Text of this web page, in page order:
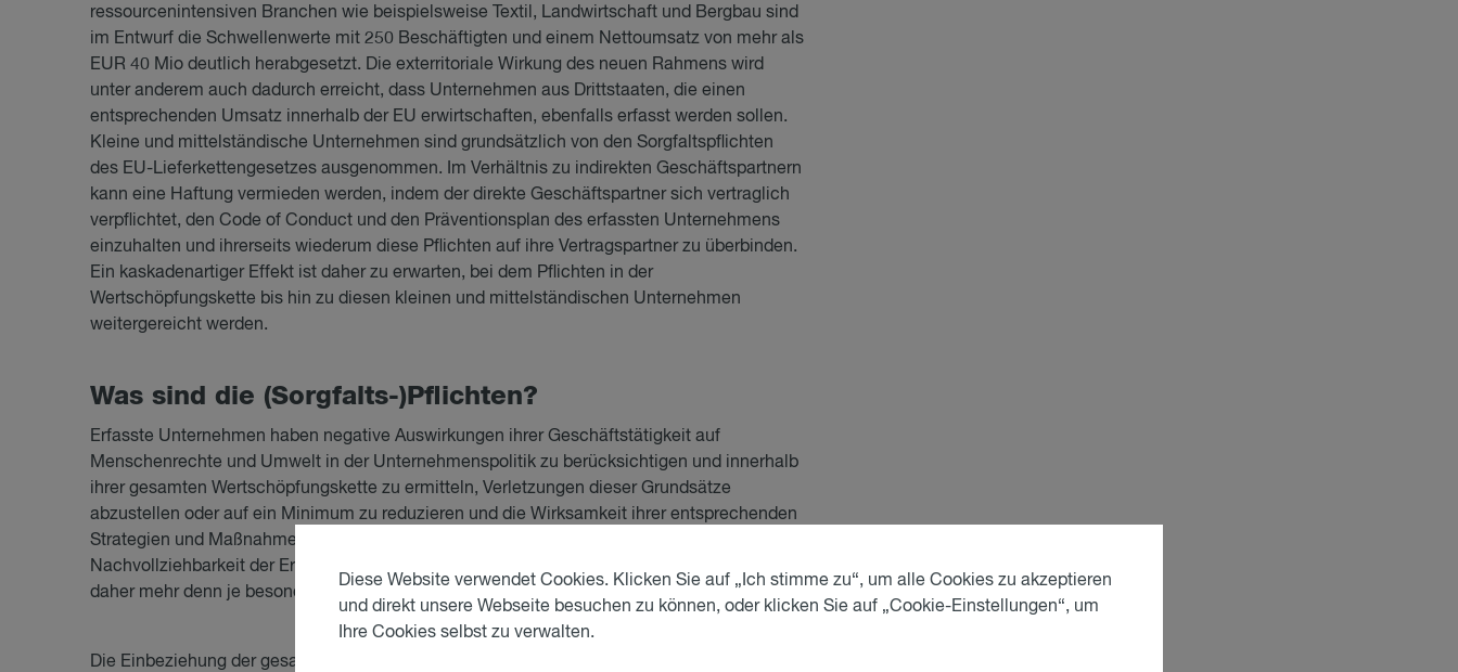
ressourcenintensiven Branchen wie beispielsweise Textil, Landwirtschaft und Bergbau sind
im Entwurf die Schwellenwerte mit 250 Beschäftigten und einem Nettoumsatz von mehr als
EUR 40 Mio deutlich herabgesetzt. Die exterritoriale Wirkung des neuen Rahmens wird
unter anderem auch dadurch erreicht, dass Unternehmen aus Drittstaaten, die einen
entsprechenden Umsatz innerhalb der EU erwirtschaften, ebenfalls erfasst werden sollen.
Kleine und mittelständische Unternehmen sind grundsätzlich von den Sorgfaltspflichten
des EU-Lieferkettengesetzes ausgenommen. Im Verhältnis zu indirekten Geschäftspartnern
kann eine Haftung vermieden werden, indem der direkte Geschäftspartner sich vertraglich
verpflichtet, den Code of Conduct und den Präventionsplan des erfassten Unternehmens
einzuhalten und ihrerseits wiederum diese Pflichten auf ihre Vertragspartner zu überbinden.
Ein kaskadenartiger Effekt ist daher zu erwarten, bei dem Pflichten in der
Wertschöpfungskette bis hin zu diesen kleinen und mittelständischen Unternehmen
weitergereicht werden.
Was sind die (Sorg­falts-)Pflich­ten?
Erfasste Unternehmen haben negative Auswirkungen ihrer Geschäftstätigkeit auf
Menschenrechte und Umwelt in der Unternehmenspolitik zu berücksichtigen und innerhalb
ihrer gesamten Wertschöpfungskette zu ermitteln, Verletzungen dieser Grundsätze
abzustellen oder auf ein Minimum zu reduzieren und die Wirksamkeit ihrer entsprechenden
Strategien und Maßnahmen fortlaufend zu kontrollieren. Einer effektiven Kontrolle und
Nachvollziehbarkeit der Ereignisse entlang der gesamten Wertschöpfungskette kommt
daher mehr denn je besondere Bedeutung zu.
Die Einbeziehung der gesamten Wertschöpfungskette durch das EU-Lieferkettengesetz
Diese Website verwendet Cookies. Klicken Sie auf „Ich stimme zu“, um alle Cookies zu akzeptieren
und direkt unsere Webseite besuchen zu können, oder klicken Sie auf „Cookie-Einstellungen“, um
Ihre Cookies selbst zu verwalten.